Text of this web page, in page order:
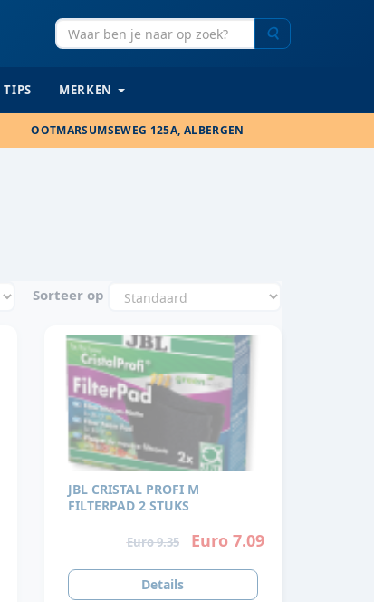
TIPS MERKEN
OOTMARSUMSEWEG 125A, ALBERGEN
Sorteer op
JBL CRISTAL PROFI M
FILTERPAD 2 STUKS
Euro 9.35 Euro 7.09
Details